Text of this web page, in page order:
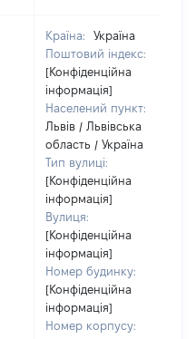
Країна:
Україна
Поштовий індекс:
[Конфіденційна
інформація]
Населений пункт:
Львів / Львівська
область / Україна
Тип вулиці:
[Конфіденційна
інформація]
Вулиця:
[Конфіденційна
інформація]
Номер будинку:
[Конфіденційна
інформація]
Номер корпусу: